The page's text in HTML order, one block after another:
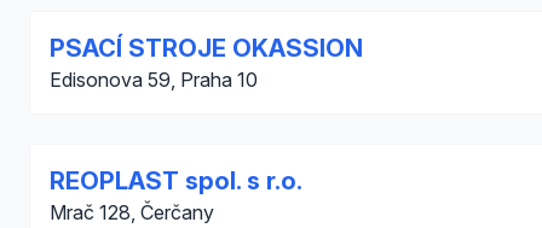
PSACÍ STROJE OKASSION
Edisonova 59, Praha 10
REOPLAST spol. s r.o.
Mrač 128, Čerčany